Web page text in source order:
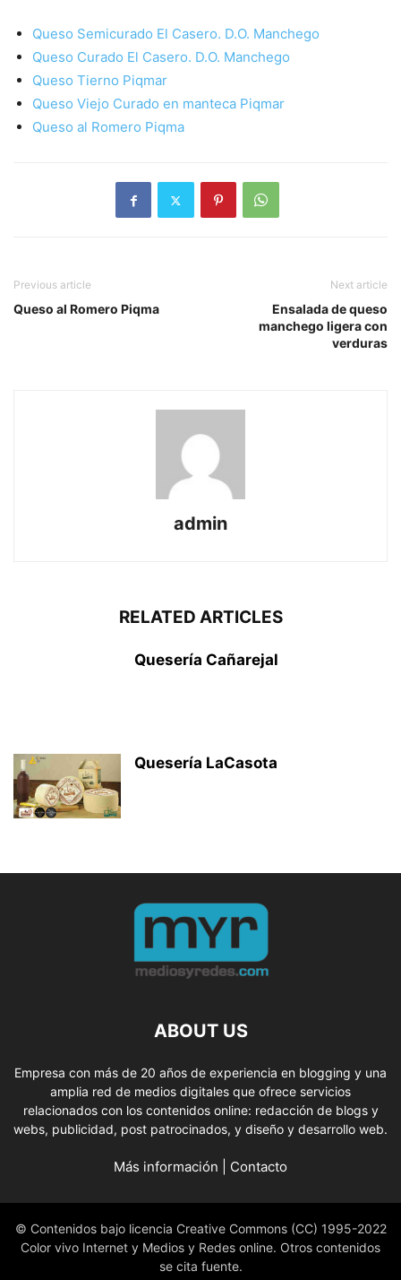
Queso Semicurado El Casero. D.O. Manchego
Queso Curado El Casero. D.O. Manchego
Queso Tierno Piqmar
Queso Viejo Curado en manteca Piqmar
Queso al Romero Piqma
Previous article
Queso al Romero Piqma
Next article
Ensalada de queso
manchego ligera con
verduras
admin
RELATED ARTICLES
Quesería Cañarejal
Quesería LaCasota
ABOUT US
Empresa con más de 20 años de experiencia en blogging y una
amplia red de medios digitales que ofrece servicios
relacionados con los contenidos online: redacción de blogs y
webs, publicidad, post patrocinados, y diseño y desarrollo web.
Más información Contacto
© Contenidos bajo licencia Creative Commons (CC) 1995-2022
Color vivo Internet y Medios y Redes online. Otros contenidos
se cita fuente.